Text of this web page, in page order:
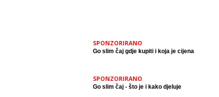
SPONZORIRANO
Go slim čaj gdje kupiti i koja je cijena
SPONZORIRANO
Go slim čaj - što je i kako djeluje